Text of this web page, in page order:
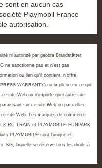
sont en aucun cas
Playmobil France
autorisation.
ni autorisé par geobra Brandstätter
ne sanctionne pas et n'est pas
ou lien qu'il contient, n'offre
WARRANTY) ou implicite en ce qui
site Web ou n'importe quel autre site
sur ce site Web ou par celles
site Web. Les marques de commerce
RC TRAIN et PLAYMOBIL® FUNPARK
PLAYMOBIL® sont l'unique et
KG, laquelle se réserve tous les droits à